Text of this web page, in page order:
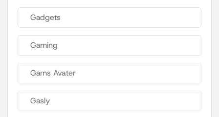
Gadgets
Gaming
Gams Avater
Gasly